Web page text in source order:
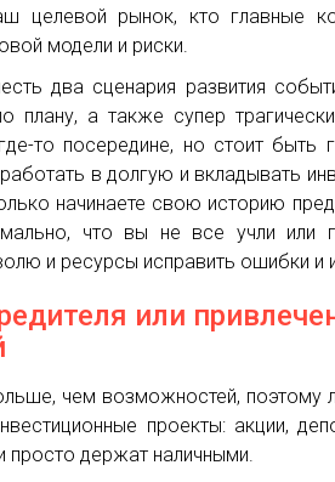
целевой рынок, кто главные
модели и риски.
два сценария развития
плану, а также супер
то посередине, но стоит быть
в долгую и вкладывать
начинаете свою историю
что вы не все учли или
и ресурсы исправить ошибки и
или
чем возможностей, поэтому
проекты: акции,
просто держат наличными.